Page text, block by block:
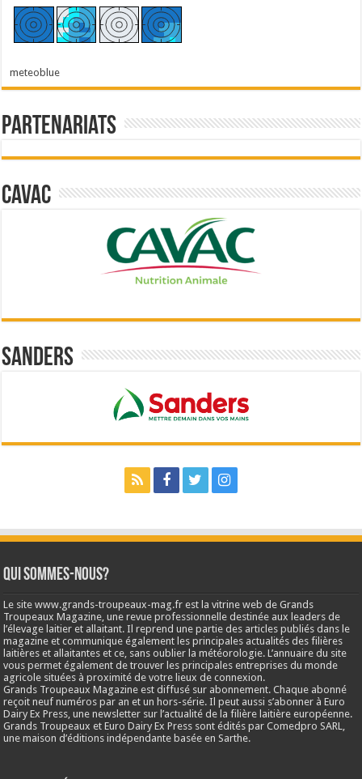
meteoblue
Partenariats
Cavac
Sanders
Qui sommes-nous?
Le site www.grands-troupeaux-mag.fr est la vitrine web de Grands
Troupeaux Magazine, une revue professionnelle destinée aux leaders de
l’élevage laitier et allaitant. Il reprend une partie des articles publiés dans le
magazine et communique également les principales actualités des filières
laitières et allaitantes et ce, sans oublier la météorologie. L’annuaire du site
vous permet également de trouver les principales entreprises du monde
agricole situées à proximité de votre lieux de connexion.
Grands Troupeaux Magazine est diffusé sur abonnement. Chaque abonné
reçoit neuf numéros par an et un hors-série. Il peut aussi s’abonner à Euro
Dairy Ex Press, une newsletter sur l’actualité de la filière laitière européenne.
Grands Troupeaux et Euro Dairy Ex Press sont édités par Comedpro SARL,
une maison d’éditions indépendante basée en Sarthe.